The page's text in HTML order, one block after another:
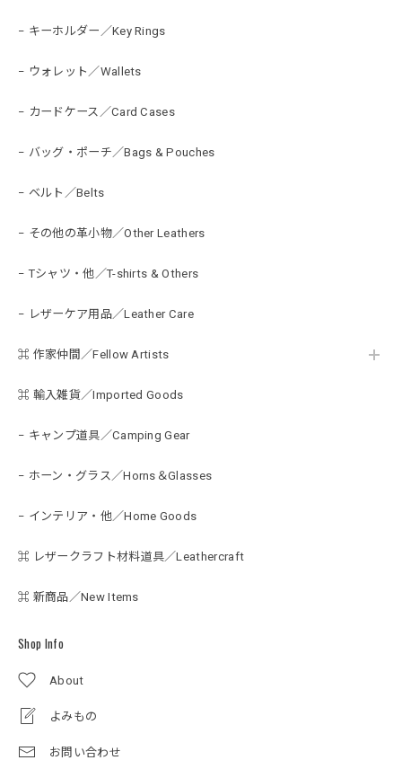
− キーホルダー／Key Rings
− ウォレット／Wallets
− カードケース／Card Cases
− バッグ・ポーチ／Bags & Pouches
− ベルト／Belts
− その他の革小物／Other Leathers
− Tシャツ・他／T-shirts & Others
− レザーケア用品／Leather Care
⌘ 作家仲間／Fellow Artists
⌘ 輸入雑貨／Imported Goods
− キャンプ道具／Camping Gear
− ホーン・グラス／Horns＆Glasses
− インテリア・他／Home Goods
⌘ レザークラフト材料道具／Leathercraft
⌘ 新商品／New Items
Shop Info
About
よみもの
お問い合わせ